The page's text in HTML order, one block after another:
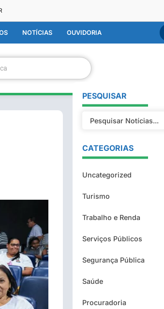
NOTÍCIAS OUVIDORIA
PESQUISAR
CATEGORIAS
Uncategorized
Turismo
Trabalho e Renda
Serviços Públicos
Segurança Pública
Saúde
Procuradoria